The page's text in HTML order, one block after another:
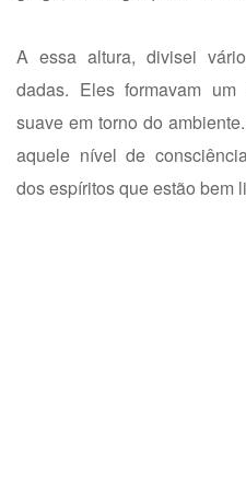
A essa altura, divisei
dadas. Eles formavam
suave em torno do
aquele nível de
dos espíritos que estão bem